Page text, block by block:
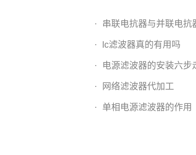
· 串联电抗器与并联电抗
· lc滤波器真的有用吗
· 电源滤波器的安装六步
· 网络滤波器代加工
· 单相电源滤波器的作用